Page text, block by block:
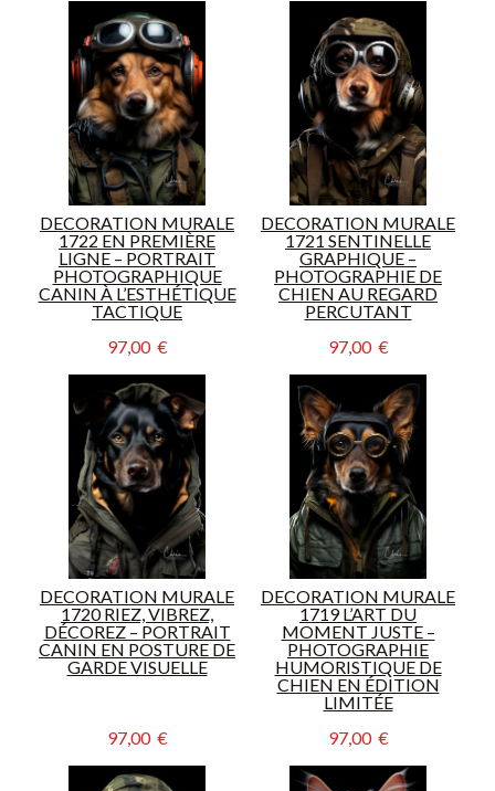
DECORATION MURALE
1722 EN PREMIÈRE
LIGNE – PORTRAIT
PHOTOGRAPHIQUE
CANIN À L’ESTHÉTIQUE
TACTIQUE
97,00  €
DECORATION MURALE
1721 SENTINELLE
GRAPHIQUE –
PHOTOGRAPHIE DE
CHIEN AU REGARD
PERCUTANT
97,00  €
DECORATION MURALE
1720 RIEZ, VIBREZ,
DÉCOREZ – PORTRAIT
CANIN EN POSTURE DE
GARDE VISUELLE
97,00  €
DECORATION MURALE
1719 L’ART DU
MOMENT JUSTE –
PHOTOGRAPHIE
HUMORISTIQUE DE
CHIEN EN ÉDITION
LIMITÉE
97,00  €